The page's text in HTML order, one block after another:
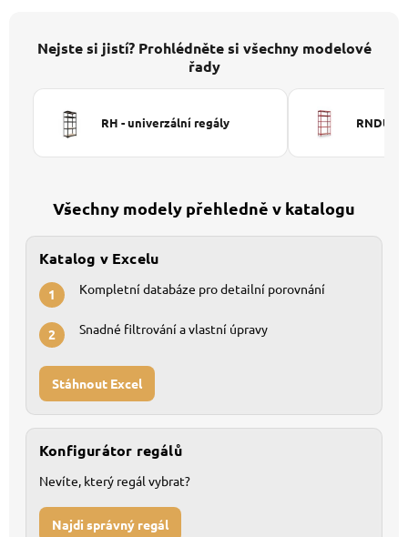
Nejste si jistí? Prohlédněte si všechny modelové
řady
RH - univerzální regály RNDU-
Všechny modely přehledně v katalogu
Katalog v Excelu
1 Kompletní databáze pro detailní porovnání
2 Snadné filtrování a vlastní úpravy
Stáhnout Excel
Konfigurátor regálů
Nevíte, který regál vybrat?
Najdi správný regál